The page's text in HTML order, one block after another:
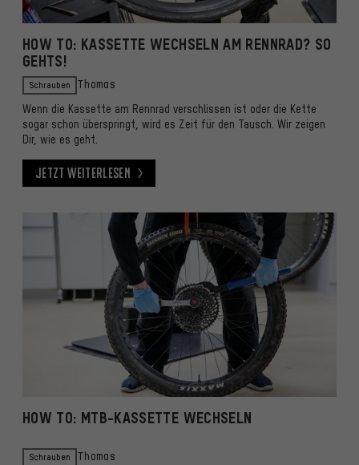
HOW TO: KASSETTE WECHSELN AM RENNRAD? SO
GEHTS!
Schrauben Thomas
Wenn die Kassette am Rennrad verschlissen ist oder die Kette
sogar schon überspringt, wird es Zeit für den Tausch. Wir zeigen
Dir, wie es geht.
Jetzt weiterlesen
HOW TO: MTB-KASSETTE WECHSELN
Schrauben Thomas